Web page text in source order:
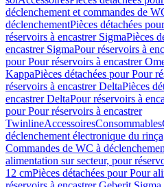
déclenchement et commandes de
déclenchementPièces détachées
réservoirs à encastrer SigmaPièces
encastrer SigmaPour réservoirs à
pour Pour réservoirs à encastrer
KappaPièces détachées pour Pour
réservoirs à encastrer DeltaPièces
encastrer DeltaPour réservoirs à
pour Pour réservoirs à encastrer
TwinlineAccessoiresConsommables
déclenchement électronique du
Commandes de WC à
alimentation sur secteur, pour
12 cmPièces détachées pour Pour